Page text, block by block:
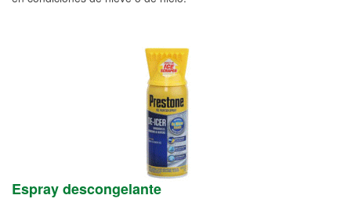
Espray descongelante